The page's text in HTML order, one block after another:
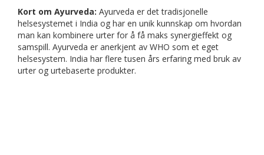
Kort om Ayurveda: Ayurveda er det tradisjonelle
helsesystemet i India og har en unik kunnskap om hvordan
man kan kombinere urter for å få maks synergieffekt og
samspill. Ayurveda er anerkjent av WHO som et eget
helsesystem. India har flere tusen års erfaring med bruk av
urter og urtebaserte produkter.